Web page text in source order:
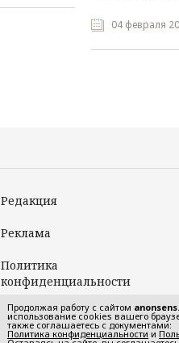
04 февраля
Редакция
Реклама
Политика
конфиденциальности
Пользовательское
соглашение
Продолжая работу с сайтом
использование cookies вашего
также соглашаетесь с документами:
Политика конфиденциальности и